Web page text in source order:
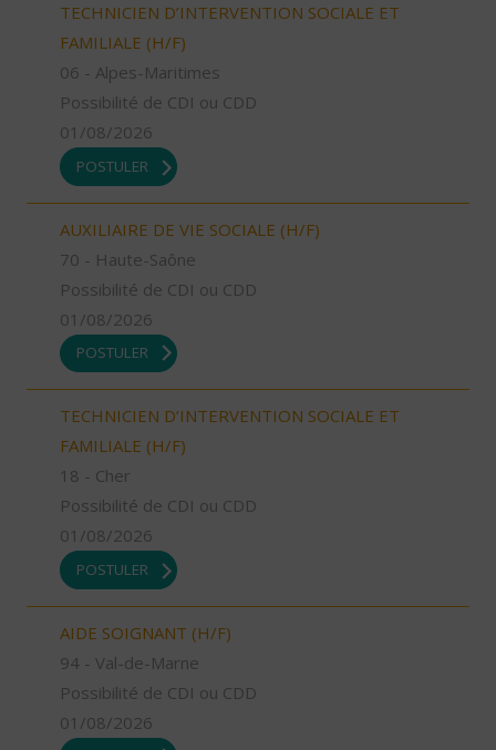
TECHNICIEN D’INTERVENTION SOCIALE ET
FAMILIALE (H/F)
06 - Alpes-Maritimes
Possibilité de CDI ou CDD
01/08/2026
POSTULER
AUXILIAIRE DE VIE SOCIALE (H/F)
70 - Haute-Saône
Possibilité de CDI ou CDD
01/08/2026
POSTULER
TECHNICIEN D’INTERVENTION SOCIALE ET
FAMILIALE (H/F)
18 - Cher
Possibilité de CDI ou CDD
01/08/2026
POSTULER
AIDE SOIGNANT (H/F)
94 - Val-de-Marne
Possibilité de CDI ou CDD
01/08/2026